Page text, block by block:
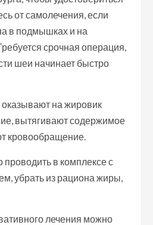
от самолечения, если
в подмышках и на
срочная операция,
шеи начинает быстро
на жировик
вытягивают содержимое
кровообращение.
в комплексе с
убрать из рациона жиры,
лечения можно